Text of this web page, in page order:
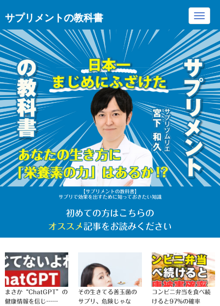
【サプリメントの教科書】
サプリで効果を出すために知っておきたい知識
サプリメントの教科書
初めての方はこちらの
オススメ記事をお読みください
まさか“ChatGPT”の
健康情報を信じ……
その生きてる善玉菌の
サプリ、危険じゃな
コンビニ弁当を食べ続
けると97%の確率